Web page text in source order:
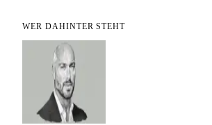
WER DAHINTER STEHT